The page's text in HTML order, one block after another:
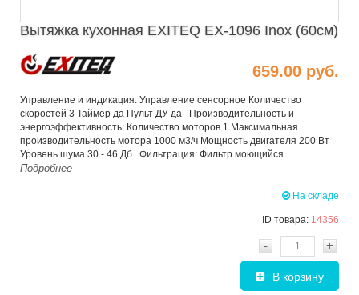
Вытяжка кухонная EXITEQ EX-1096 Inox (60см)
659.00 руб.
Управление и индикация: Управление сенсорное Количество
скоростей 3 Таймер да Пульт ДУ да Производительность и
энергоэффективность: Количество моторов 1 Максимальная
производительность мотора 1000 м3/ч Мощность двигателя 200 Вт
Уровень шума 30 - 46 Дб Фильтрация: Фильтр моющийся…
Подробнее
На складе
ID товара: 14356
- +
В корзину